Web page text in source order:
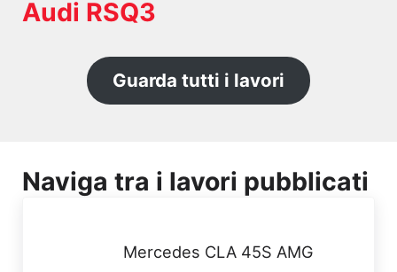
Audi RSQ3
Guarda tutti i lavori
Naviga tra i lavori pubblicati
Mercedes CLA 45S AMG